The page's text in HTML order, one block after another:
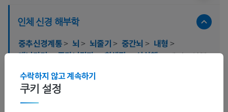
인체 신경 해부학
중추신경계통> 뇌> 뇌줄기> 중간뇌 > 내형 >
대뇌다리> 중간뇌뒤판> 회색질> 시상핵> 쐐기모양핵
하위 구조:
중간뇌운동부위
쿠키 설정
수락하지 않고 계속하기